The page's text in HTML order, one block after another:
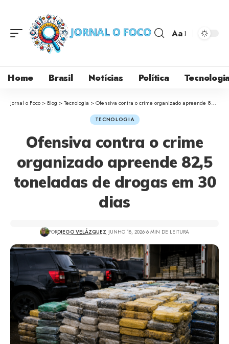
Aa
Home Brasil Notícias Política
Jornal o Foco > Blog >Tecnologia >Ofensiva contra o crime organizado apreende 82,5 toneladas de drogas em 30 dias
TECNOLOGIA
Ofensiva contra o crime
organizado apreende 82,5
toneladas de drogas em 30
dias
PORDIEGO VELÁZQUEZ JUNHO 18, 2026 6 MIN DE LEITURA